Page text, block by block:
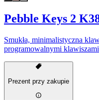
Pebble Keys 2
Smukła, minimalistyczna
programowalnymi
Prezent przy zakupie